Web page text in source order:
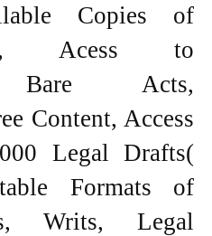
Copies of
Acess to
Bare Acts,
Content, Access
Legal Drafts(
Formats of
Writs, Legal